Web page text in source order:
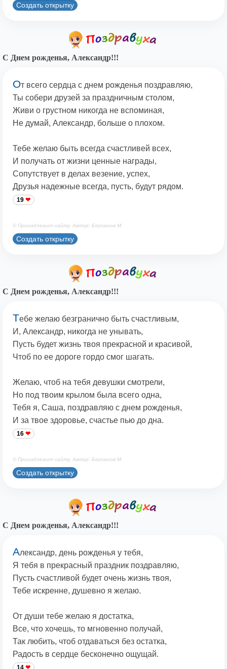
Создать открытку
С Днем рожденья, Александр!!!
От всего сердца с днем рожденья поздравляю,
Ты собери друзей за праздничным столом,
Живи о грустном никогда не вспоминая,
Не думай, Александр, больше о плохом.
Тебе желаю быть всегда счастливей всех,
И получать от жизни ценные награды,
Сопутствует в делах везение, успех,
Друзья надежные всегда, пусть, будут рядом.
19
© Принадлежит сайту. Автор: Берсанов М.
Создать открытку
С Днем рожденья, Александр!!!
Тебе желаю безгранично быть счастливым,
И, Александр, никогда не унывать,
Пусть будет жизнь твоя прекрасной и красивой,
Чтоб по ее дороге гордо смог шагать.
Желаю, чтоб на тебя девушки смотрели,
Но под твоим крылом была всего одна,
Тебя я, Саша, поздравляю с днем рожденья,
И за твое здоровье, счастье пью до дна.
16
© Принадлежит сайту. Автор: Берсанов М.
Создать открытку
С Днем рожденья, Александр!!!
Александр, день рожденья у тебя,
Я тебя в прекрасный праздник поздравляю,
Пусть счастливой будет очень жизнь твоя,
Тебе искренне, душевно я желаю.
От души тебе желаю я достатка,
Все, что хочешь, то мгновенно получай,
Так любить, чтоб отдаваться без остатка,
Радость в сердце бесконечно ощущай.
14